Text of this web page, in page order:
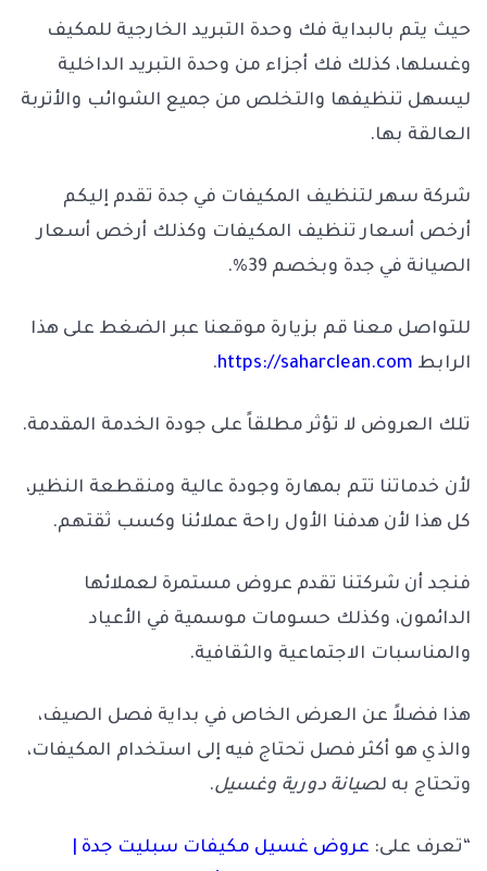
حيث يتم بالبداية فك وحدة التبريد الخارجية للمكيف
وغسلها، كذلك فك أجزاء من وحدة التبريد الداخلية
ليسهل تنظيفها والتخلص من جميع الشوائب والأتربة
العالقة بها.
شركة سهر لتنظيف المكيفات في جدة تقدم إليكم
أرخص أسعار تنظيف المكيفات وكذلك أرخص أسعار
الصيانة في جدة وبخصم 39%.
للتواصل معنا قم بزيارة موقعنا عبر الضغط على هذا
الرابط https://saharclean.com
.
تلك العروض لا تؤثر مطلقاً على جودة الخدمة المقدمة.
لأن خدماتنا تتم بمهارة وجودة عالية ومنقطعة النظير،
كل هذا لأن هدفنا الأول راحة عملائنا وكسب ثقتهم.
فنجد أن شركتنا تقدم عروض مستمرة لعملائها
الدائمون، وكذلك حسومات موسمية في الأعياد
والمناسبات الاجتماعية والثقافية.
هذا فضلاً عن العرض الخاص في بداية فصل الصيف،
والذي هو أكثر فصل تحتاج فيه إلى استخدام المكيفات،
وتحتاج به لصيانة دورية وغسيل.
“تعرف على: عروض غسيل مكيفات سبليت جدة |